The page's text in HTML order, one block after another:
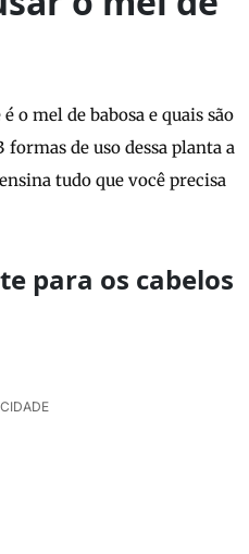
o mel de babosa e quais são
formas de uso dessa planta a
tudo que você precisa
para os cabelos